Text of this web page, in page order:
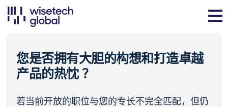
您是否拥有大胆的构想和打造卓越
产品的热忱？
若当前开放的职位与您的专长不完全匹配，但仍